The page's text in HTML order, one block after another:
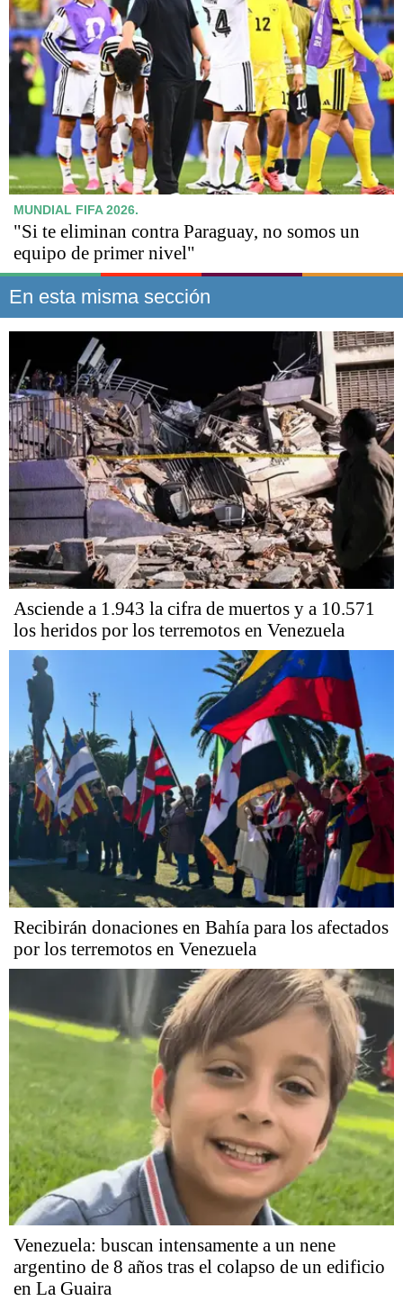
MUNDIAL FIFA 2026.
"Si te eliminan contra Paraguay, no somos un
equipo de primer nivel"
En esta misma sección
Asciende a 1.943 la cifra de muertos y a 10.571
los heridos por los terremotos en Venezuela
Recibirán donaciones en Bahía para los afectados
por los terremotos en Venezuela
Venezuela: buscan intensamente a un nene
argentino de 8 años tras el colapso de un edificio
en La Guaira